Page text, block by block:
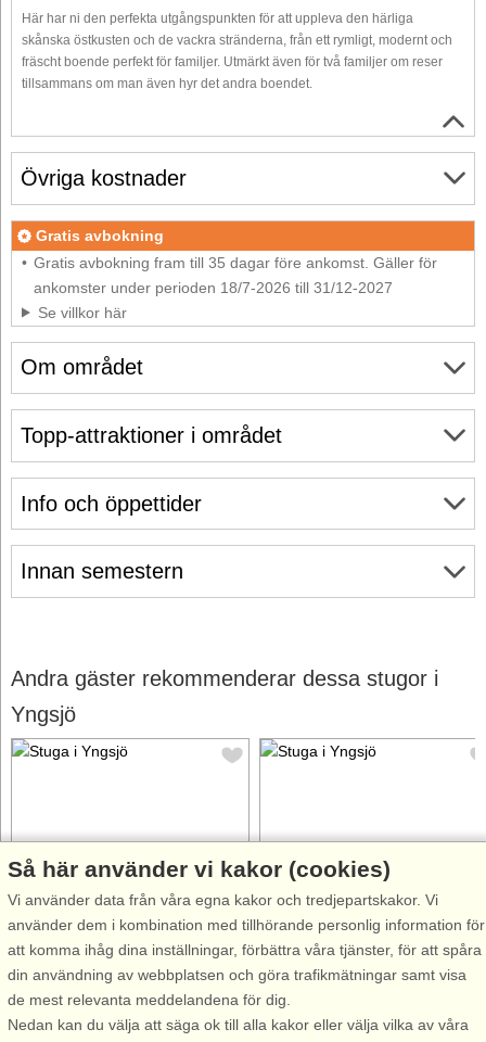
Här har ni den perfekta utgångspunkten för att uppleva den härliga
skånska östkusten och de vackra stränderna, från ett rymligt, modernt och
fräscht boende perfekt för familjer. Utmärkt även för två familjer om reser
tillsammans om man även hyr det andra boendet.
Om området
Info och öppettider
Innan semestern
Övriga kostnader
Gratis avbokning
Gratis avbokning fram till 35 dagar före ankomst. Gäller för
ankomster under perioden 18/7-2026 till 31/12-2027
Se villkor här
Topp-attraktioner i området
Andra gäster rekommenderar dessa stugor i
Yngsjö
Stugnr: 65380
Yngsjö
4 personer, 28 m²
300 m till sjö/hav:.
Hör havets brus bland
tallskogen i Nyehusen, ett
Stugnr: 53442
Yngsjö
6 personer, 66 m²
600 m till sjö/hav:.
Sol, knappt vind och en massa
vatten bara en kort promenad
Så här använder vi kakor (cookies)
Vi använder data från våra egna kakor och tredjepartskakor. Vi
använder dem i kombination med tillhörande personlig information för
att komma ihåg dina inställningar, förbättra våra tjänster, för att spåra
din användning av webbplatsen och göra trafikmätningar samt visa
de mest relevanta meddelandena för dig.
Nedan kan du välja att säga ok till alla kakor eller välja vilka av våra